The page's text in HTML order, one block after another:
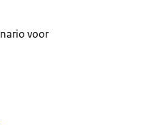
voor